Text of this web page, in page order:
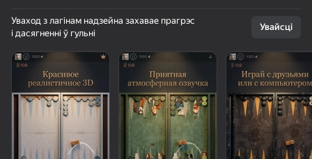
Уваход з лагінам надзейна захавае прагрэс
і дасягненні ў гульні
Увайсці